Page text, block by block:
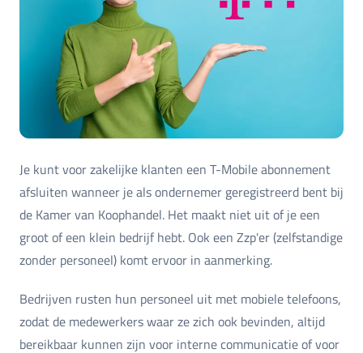
Je kunt voor zakelijke klanten een T-Mobile abonnement
afsluiten wanneer je als ondernemer geregistreerd bent bij
de Kamer van Koophandel. Het maakt niet uit of je een
groot of een klein bedrijf hebt. Ook een Zzp'er (zelfstandige
zonder personeel) komt ervoor in aanmerking.
Bedrijven rusten hun personeel uit met mobiele telefoons,
zodat de medewerkers waar ze zich ook bevinden, altijd
bereikbaar kunnen zijn voor interne communicatie of voor